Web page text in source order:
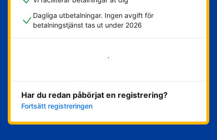
Dagliga utbetalningar. Ingen avgift för
betalningstjänst tas ut under 2026
Kom igång nu
Har du redan påbörjat en registrering?
Fortsätt registreringen